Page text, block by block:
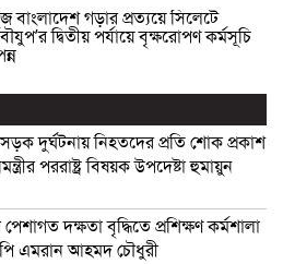
বাংলাদেশ গড়ার প্রত্যয়ে সিলেটে
দ্বিতীয় পর্যায়ে বৃক্ষরোপণ কর্মসূচি
দুর্ঘটনায় নিহতদের প্রতি শোক প্রকাশ
পররাষ্ট্র বিষয়ক উপদেষ্টা হুমায়ুন
দক্ষতা বৃদ্ধিতে প্রশিক্ষণ কর্মশালা
এমরান আহমদ চৌধুরী